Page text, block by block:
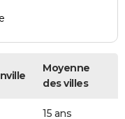
Moyenne
des villes
15 ans